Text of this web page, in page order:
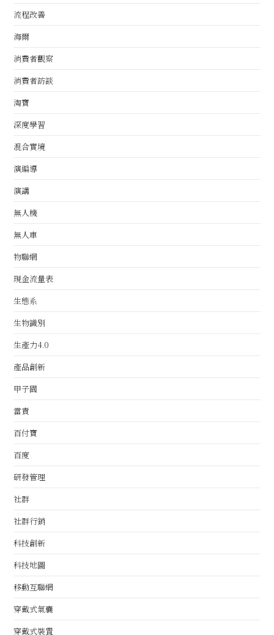
流程改善
海爾
消費者觀察
消費者訪談
淘寶
深度學習
混合實境
演編導
演講
無人機
無人車
物聯網
現金流量表
生態系
生物識別
生產力4.0
產品創新
甲子園
當責
百付寶
百度
研發管理
社群
社群行銷
科技創新
科技地圖
移動互聯網
穿戴式氣囊
穿戴式裝置